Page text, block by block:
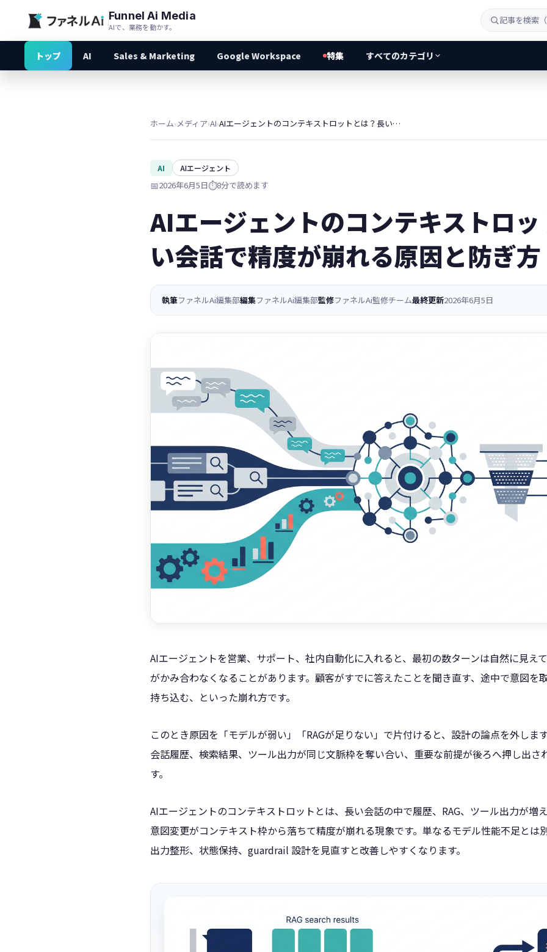
Funnel Ai Media
AIで、業務を動かす。
トップ AI Sales & Marketing Google Workspace 特集 すべてのカテゴリ
ホーム›メディア›AI› AIエージェントのコンテキストロットとは？長い会話で精度が崩れる原因と防ぎ方
AI AIエージェント
📅2026年6月5日⏱️8分で読めます
AIエージェントのコンテキストロ
い会話で精度が崩れる原因と防ぎ方
執筆ファネルAi編集部編集ファネルAi編集部監修ファネルAi監修チーム最終更新2026年6月5日
AIエージェントを営業、サポート、社内自動化に入れると、最初の数ターンは自然に見え
がかみ合わなくなることがあります。顧客がすでに答えたことを聞き直す、途中で意図を
持ち込む、といった崩れ方です。
このとき原因を「モデルが弱い」「RAGが足りない」で片付けると、設計の論点を外しま
会話履歴、検索結果、ツール出力が同じ文脈枠を奪い合い、重要な前提が後ろへ押し出さ
す。
AIエージェントのコンテキストロットとは、長い会話の中で履歴、RAG、ツール出力が増
意図変更がコンテキスト枠から落ちて精度が崩れる現象です。単なるモデル性能不足とは
出力整形、状態保持、guardrail 設計を見直すと改善しやすくなります。